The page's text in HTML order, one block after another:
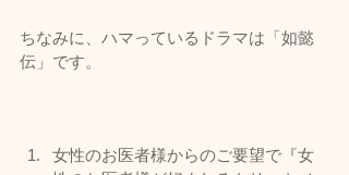
ちなみに、ハマっているドラマは「如懿
伝」です。
女性のお医者様からのご要望で『女